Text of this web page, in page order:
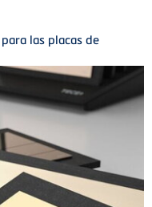
las placas de